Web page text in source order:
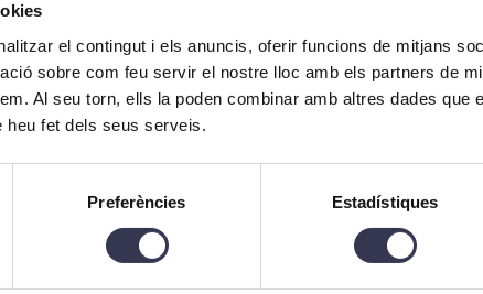
el contingut i els anuncis, oferir funcions de mitjans
sobre com feu servir el nostre lloc amb els partners de
Al seu torn, ells la poden combinar amb altres dades que
heu fet dels seus serveis.
Preferències Estadístiques